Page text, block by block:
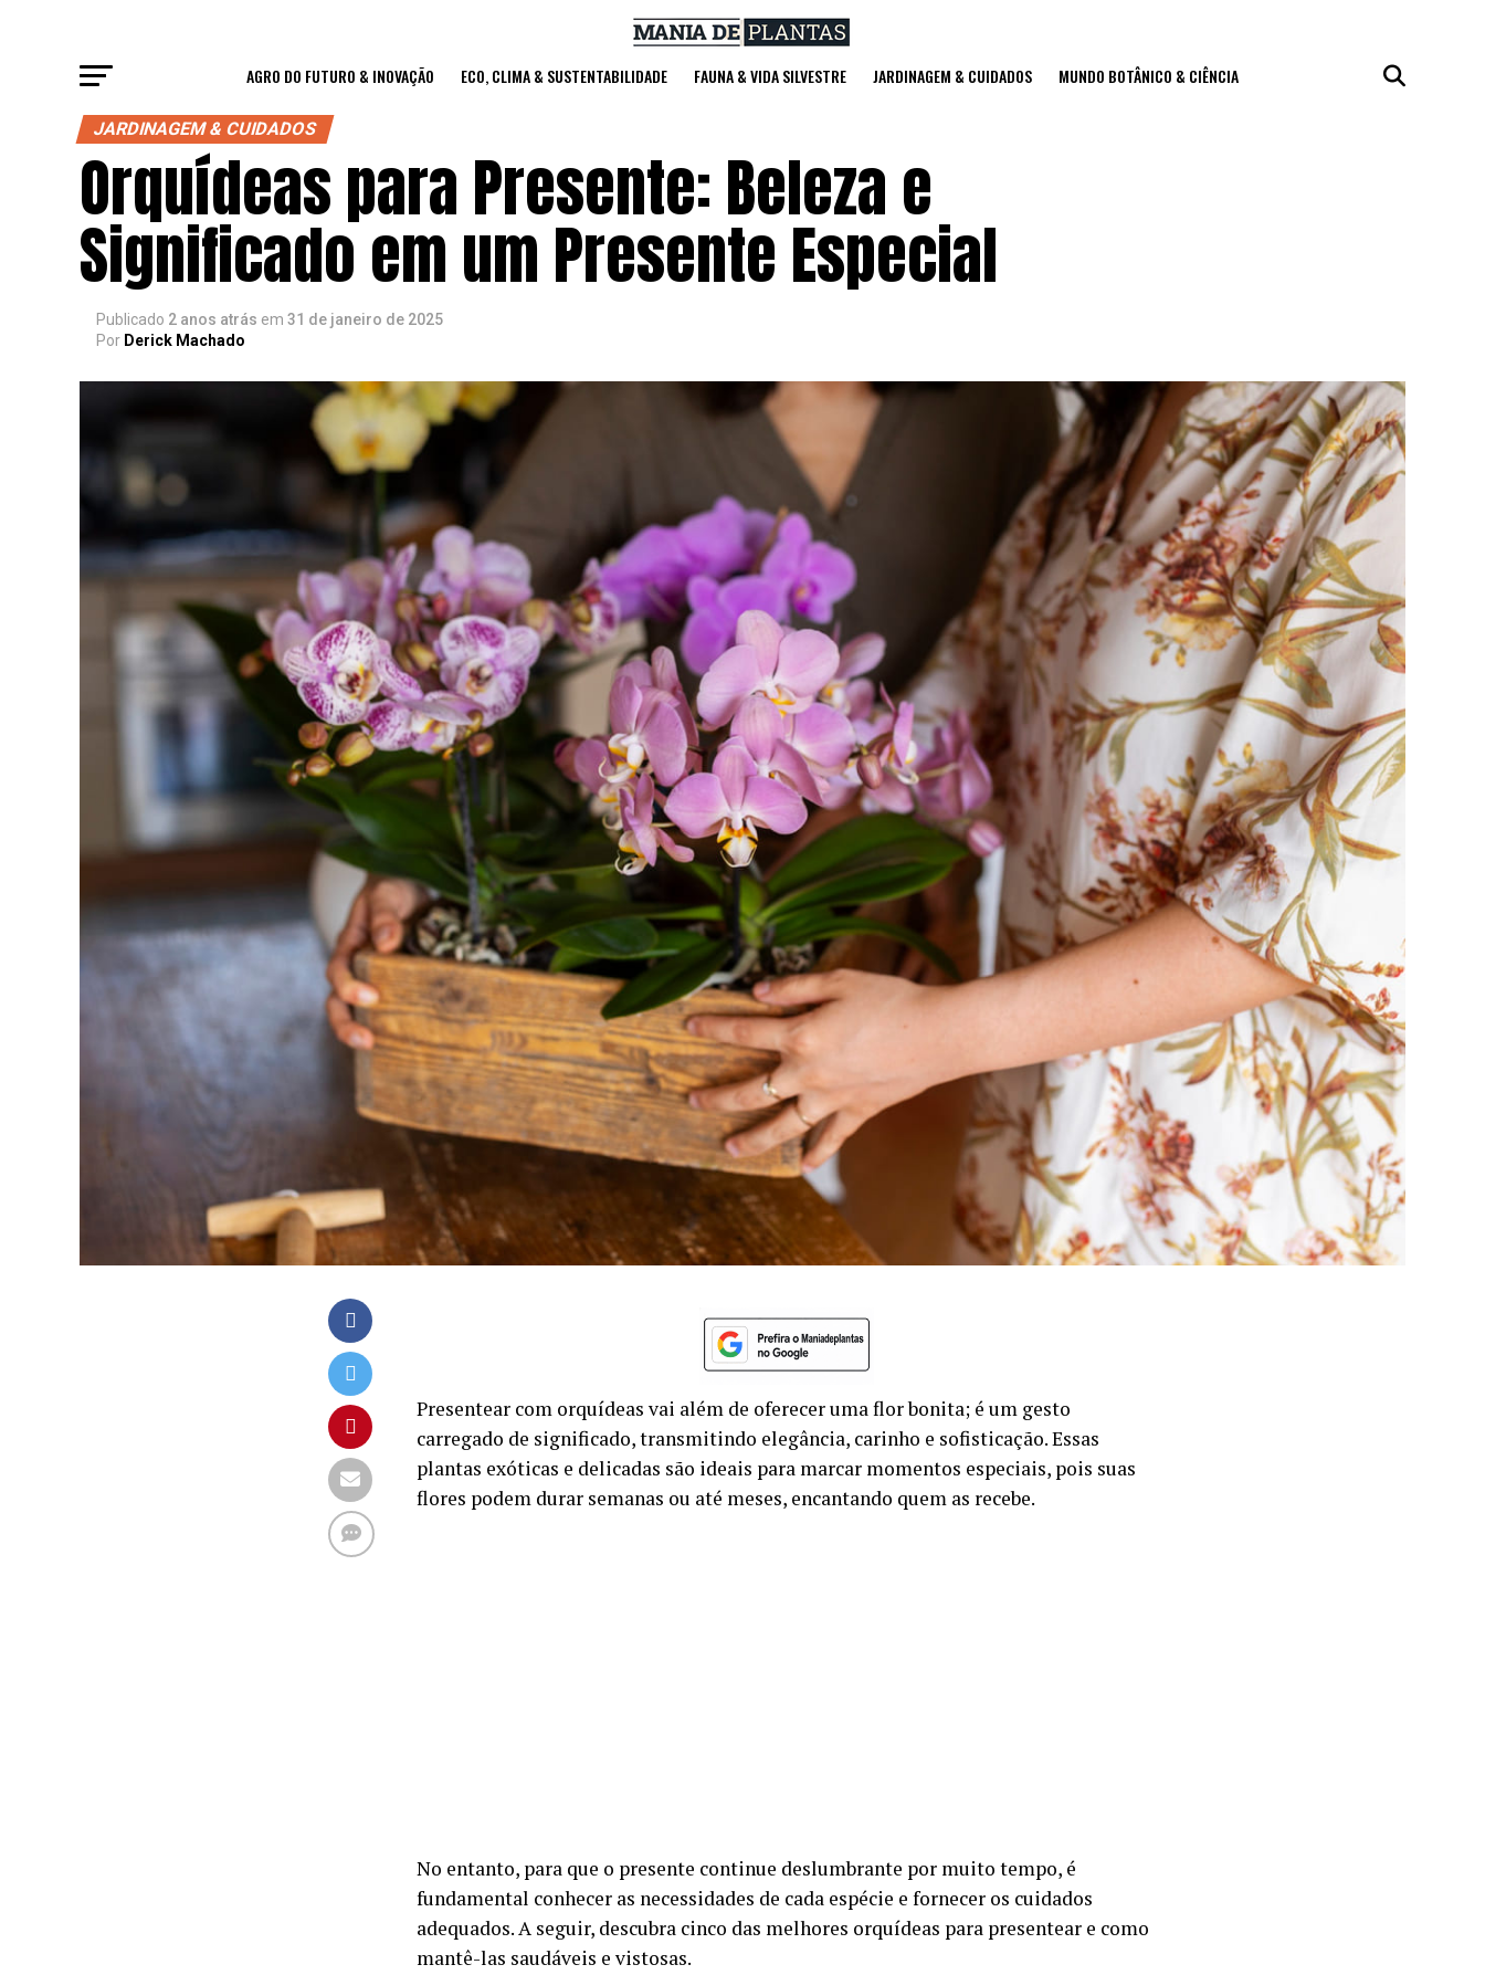
AGRO DO FUTURO & INOVAÇÃO ECO, CLIMA & SUSTENTABILIDADE FAUNA & VIDA SILVESTRE JARDINAGEM & CUIDADOS MUNDO BOTÂNICO & CIÊNCIA
JARDINAGEM & CUIDADOS
Orquídeas para Presente: Beleza e
Significado em um Presente Especial
Publicado 2 anos atrás em 31 de janeiro de 2025
Por Derick Machado
Presentear com orquídeas vai além de oferecer uma flor bonita; é um gesto
carregado de significado, transmitindo elegância, carinho e sofisticação. Essas
plantas exóticas e delicadas são ideais para marcar momentos especiais, pois suas
flores podem durar semanas ou até meses, encantando quem as recebe.
No entanto, para que o presente continue deslumbrante por muito tempo, é
fundamental conhecer as necessidades de cada espécie e fornecer os cuidados
adequados. A seguir, descubra cinco das melhores orquídeas para presentear e como
mantê-las saudáveis e vistosas.